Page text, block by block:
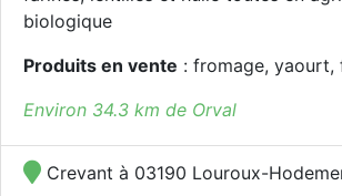
biologique
Produits en vente : fromage, yaourt,
Environ 34.3 km de Orval
Crevant à 03190 Louroux-